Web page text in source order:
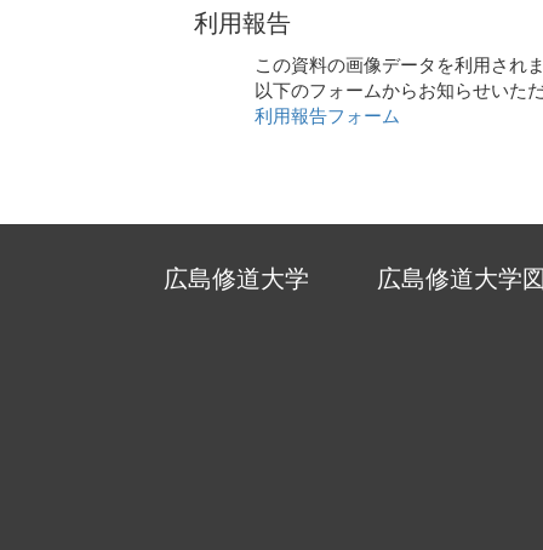
利用報告
この資料の画像データを利用され
以下のフォームからお知らせいた
利用報告フォーム
広島修道大学 広島修道大学